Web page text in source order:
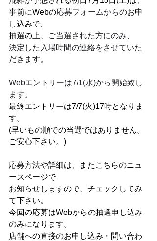
事前にWebの応募フォームからのお申
し込みで、
抽選の上、
ご当選された方にのみ、
決定した入場時間の連絡をさせていた
だきます。
Webエントリーは7/1(水)から開始致し
ます。
最終エントリーは7/7(火)17時となりま
す。
(早いもの順での当選ではありません。
ご安心下さい。)
応募方法や詳細は、またこちらのニュ
ースページで
お知らせしますので、チェックしてみ
て下さい。
今回の応募はWebからの抽選申し込み
のみになります。
店舗への直接のお申し込み・問い合わ